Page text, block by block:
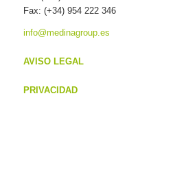
Fax: (+34) 954 222 346
info@medinagroup.es
AVISO LEGAL
PRIVACIDAD